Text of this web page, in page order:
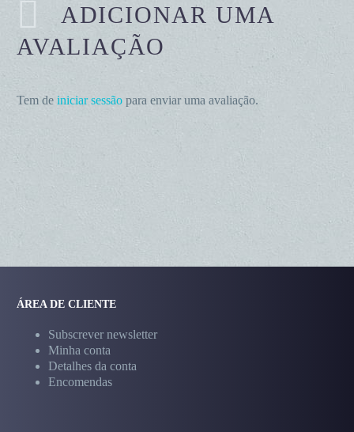
ADICIONAR UMA
AVALIAÇÃO
Tem de iniciar sessão para enviar uma avaliação.
ÁREA DE CLIENTE
Subscrever newsletter
Minha conta
Detalhes da conta
Encomendas